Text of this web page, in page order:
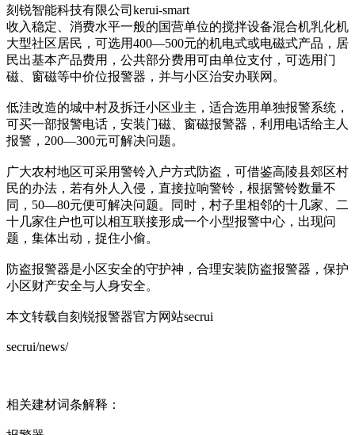
刻锐智能科技有限公司kerui-smart
收入稳定、消费水平一般的国营单位的搅拌设备混合机乳化机
大型社区居民，可选用400—500元的机电式或电磁式产品，居
民出基本产品费用，公共部分费用可由单位支付，可选用门
磁、窗磁等中价位报警器，并与小区治安办联网。
低洼改造的城中村及拆迁小区业主，适合选用单独报警系统，
可买一部报警电话，安装门磁、窗磁报警器，利用电话给主人
报警，200—300元可解决问题。
广大农村地区可采用警铃入户方式防盗，可借鉴高陵县郊区村
民的办法，若有外人入侵，直接拉响警铃，根据警铃数量不
同，50—80元便可解决问题。同时，村子里相邻的十几家、二
十几家住户也可以相互联接形成一个小型报警中心，出现问
题，集体出动，捉住小偷。
防盗报警器是小区安全的守护神，合理安装防盗报警器，保护
小区财产安全与人身安全。
本文转载自刻锐报警器官方网站secrui
secrui/news/
相关建材词条解释：